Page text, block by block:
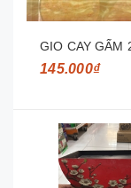
GIO CAY GẤM
145.000₫